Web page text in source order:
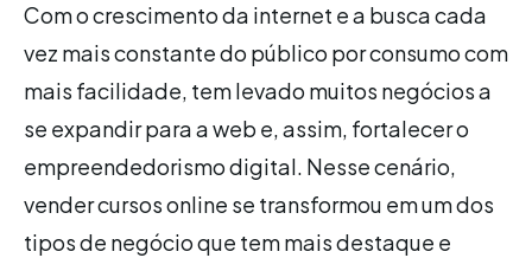
Com o crescimento da internet e a busca cada
vez mais constante do público por consumo com
mais facilidade, tem levado muitos negócios a
se expandir para a web e, assim, fortalecer o
empreendedorismo digital. Nesse cenário,
vender cursos online se transformou em um dos
tipos de negócio que tem mais destaque e